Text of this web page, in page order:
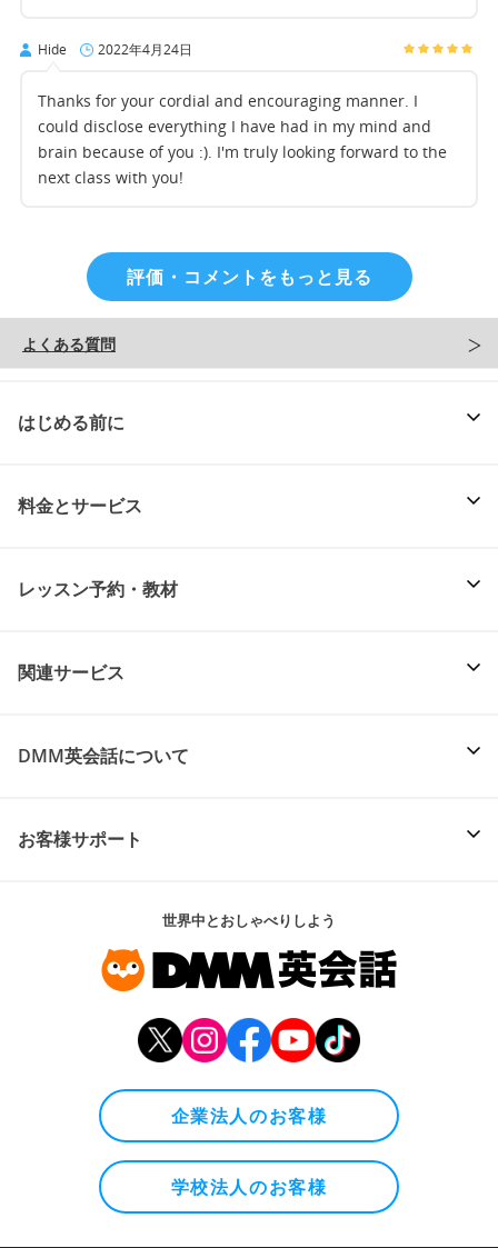
Hide 2022年4月24日
Thanks for your cordial and encouraging manner. I
could disclose everything I have had in my mind and
brain because of you :). I'm truly looking forward to the
next class with you!
評価・コメントをもっと見る
よくある質問
はじめる前に
料金とサービス
レッスン予約・教材
関連サービス
DMM英会話について
お客様サポート
世界中とおしゃべりしよう
企業法人のお客様
学校法人のお客様